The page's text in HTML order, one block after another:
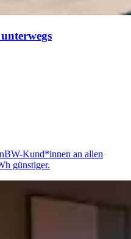
Kund*innen an allen
günstiger.